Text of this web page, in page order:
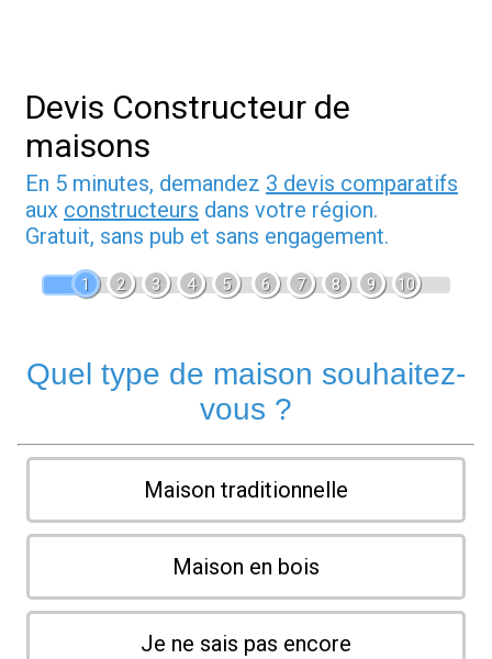
Devis Constructeur de
maisons
En 5 minutes, demandez 3 devis comparatifs
aux constructeurs dans votre région.
Gratuit, sans pub et sans engagement.
1 2 3 4 5 6 7 8 9 10
Quel type de maison souhaitez-
vous ?
Maison traditionnelle
Maison en bois
Je ne sais pas encore